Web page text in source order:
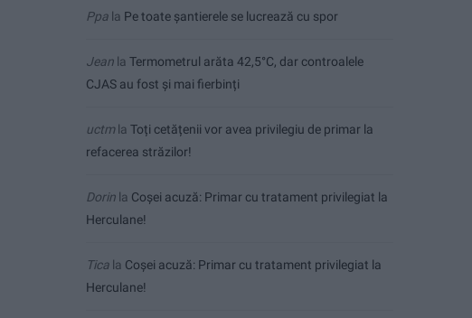
Ppa la Pe toate șantierele se lucrează cu spor
Jean la Termometrul arăta 42,5°C, dar controalele
CJAS au fost și mai fierbinți
uctmla Toți cetățenii vor avea privilegiu de primar la
refacerea străzilor!
Dorin la Coșei acuză: Primar cu tratament privilegiat la
Herculane!
Tica la Coșei acuză: Primar cu tratament privilegiat la
Herculane!